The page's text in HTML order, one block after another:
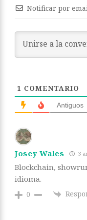
Notificar por
1 COMENTARIO
Antiguos
Josey Wales 3
Blockchain,
idioma.
0